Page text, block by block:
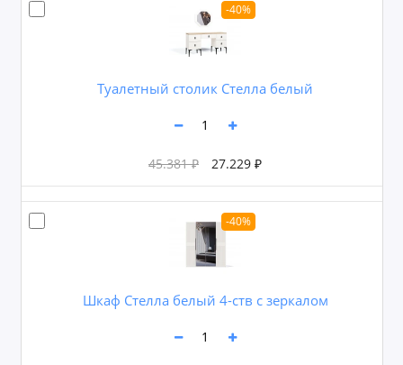
-40%
Туалетный столик Стелла белый
45.381 ₽ 27.229 ₽
-40%
Шкаф Стелла белый 4-ств с зеркалом